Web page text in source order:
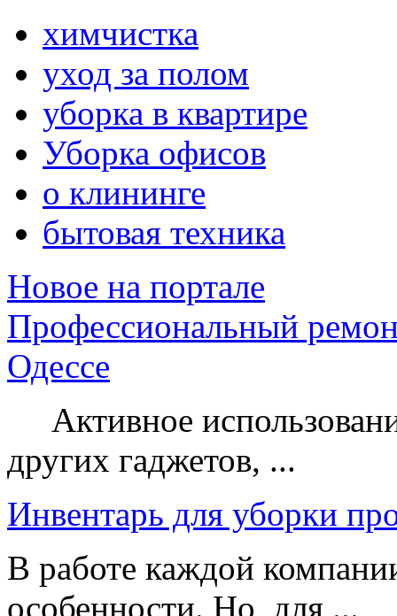
химчистка
уход за полом
уборка в квартире
Уборка офисов
о клининге
бытовая техника
Новое на портале
Профессиональный
Одессе
Активное
других гаджетов, ...
Инвентарь для уборки
В работе каждой
особенности. Но, для ...